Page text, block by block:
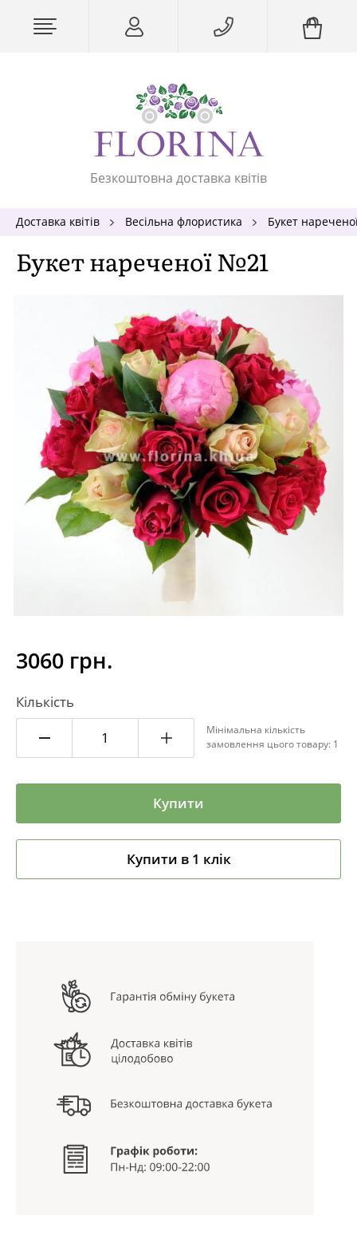
Безкоштовна доставка квітів
Доставка квітів Весільна флористика Букет
Букет нареченої №21
3060 грн.
Кількість
Мінімальна кількість
замовлення цього товару: 1
Купити
Купити в 1 клік